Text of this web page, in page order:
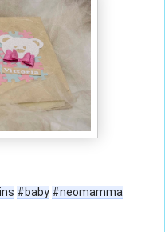
#baby #neomamma